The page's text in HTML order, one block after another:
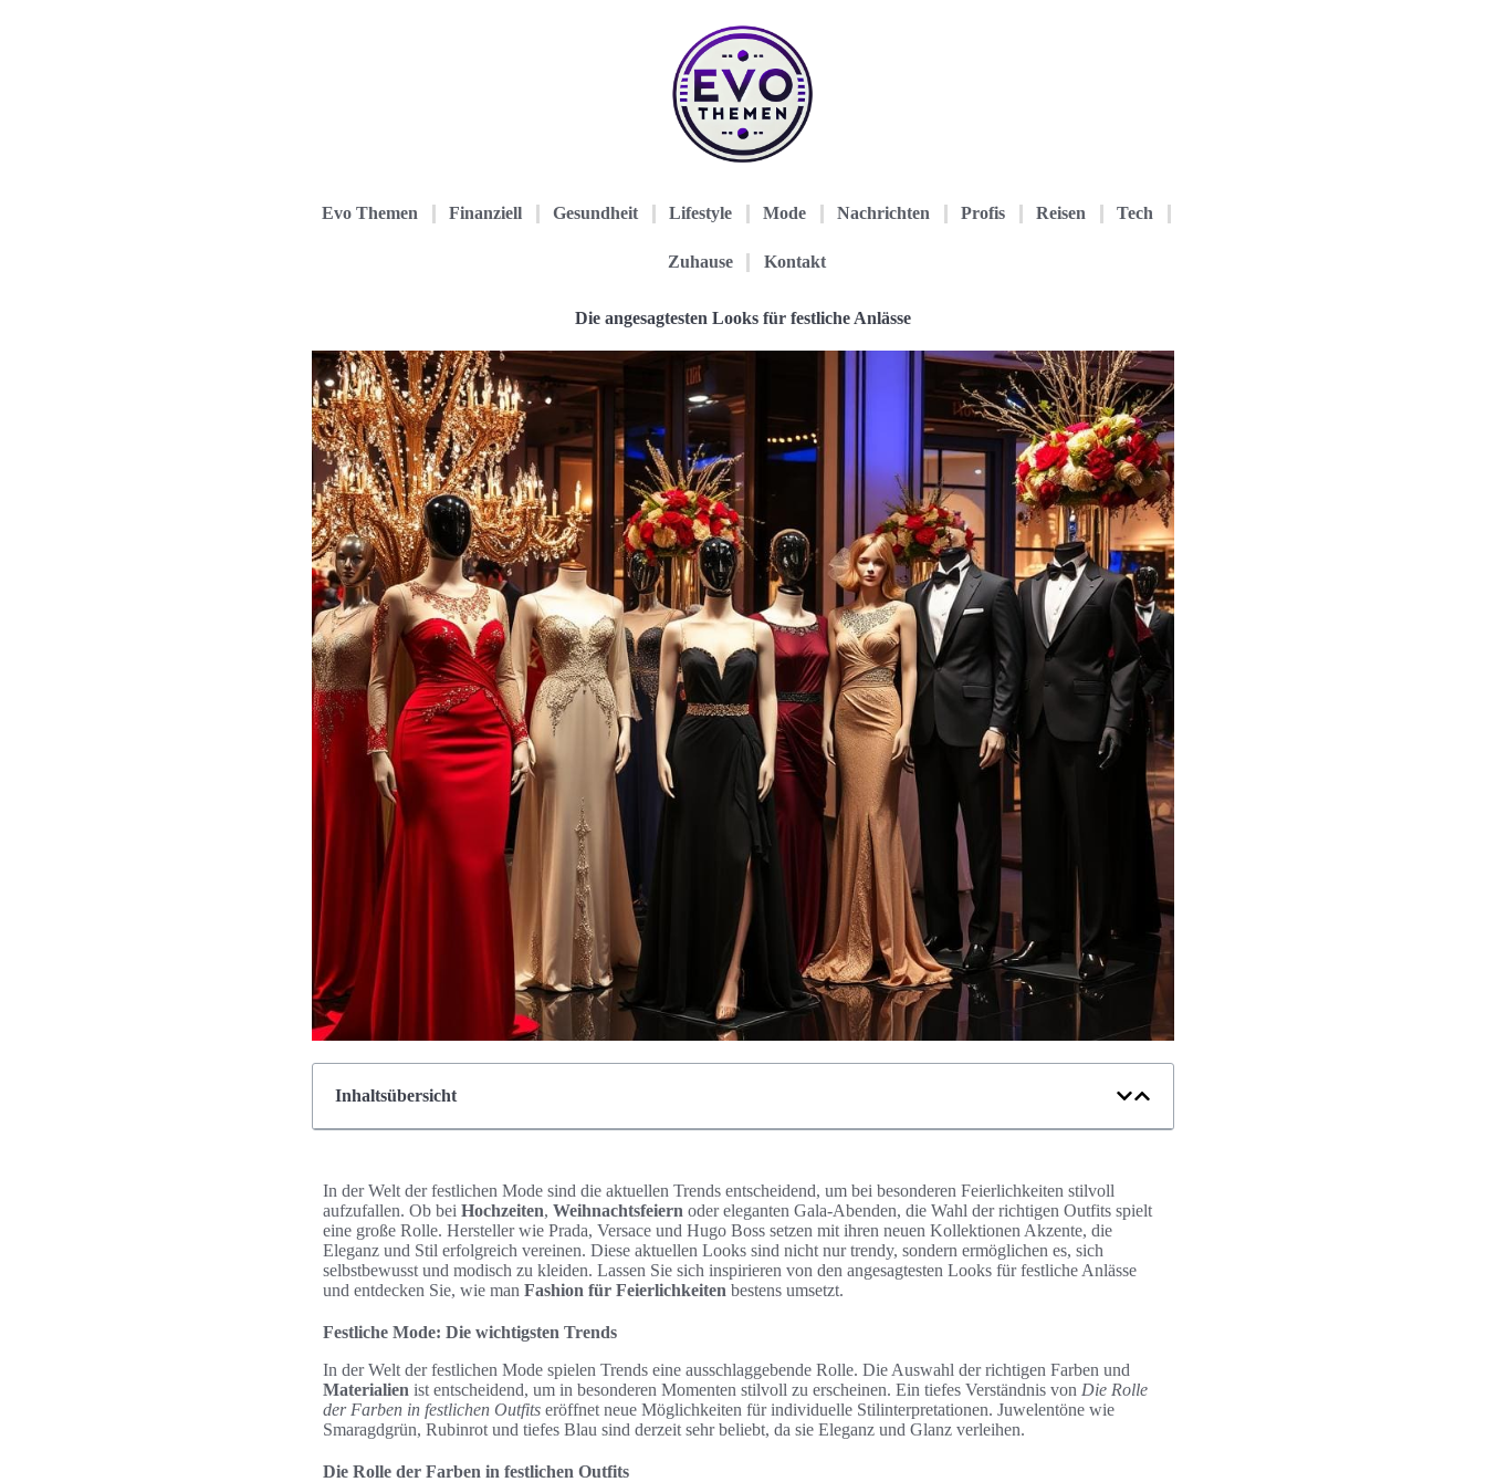
Evo Themen Finanziell Gesundheit Lifestyle Mode Nachrichten Profis Reisen Tech
Zuhause Kontakt
Die angesagtesten Looks für festliche Anlässe
Inhaltsübersicht
In der Welt der festlichen Mode sind die aktuellen Trends entscheidend, um bei besonderen Feierlichkeiten stilvoll
aufzufallen. Ob bei Hochzeiten, Weihnachtsfeiern oder eleganten Gala-Abenden, die Wahl der richtigen Outfits spielt
eine große Rolle. Hersteller wie Prada, Versace und Hugo Boss setzen mit ihren neuen Kollektionen Akzente, die
Eleganz und Stil erfolgreich vereinen. Diese aktuellen Looks sind nicht nur trendy, sondern ermöglichen es, sich
selbstbewusst und modisch zu kleiden. Lassen Sie sich inspirieren von den angesagtesten Looks für festliche Anlässe
und entdecken Sie, wie man Fashion für Feierlichkeiten bestens umsetzt.
Festliche Mode: Die wichtigsten Trends
In der Welt der festlichen Mode spielen Trends eine ausschlaggebende Rolle. Die Auswahl der richtigen Farben und
Materialien ist entscheidend, um in besonderen Momenten stilvoll zu erscheinen. Ein tiefes Verständnis von Die Rolle
der Farben in festlichen Outfits eröffnet neue Möglichkeiten für individuelle Stilinterpretationen. Juwelentöne wie
Smaragdgrün, Rubinrot und tiefes Blau sind derzeit sehr beliebt, da sie Eleganz und Glanz verleihen.
Die Rolle der Farben in festlichen Outfits